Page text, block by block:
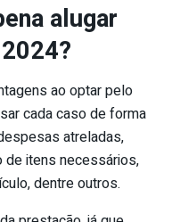
alugar
ao optar pelo
cada caso de forma
atreladas,
de itens necessários,
dentre outros.